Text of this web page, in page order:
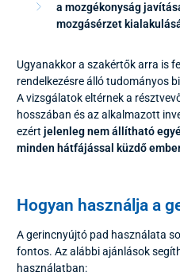
a mozgékonyság
mozgásérzet
Ugyanakkor a szakértők arra is
rendelkezésre álló tudományos
A vizsgálatok eltérnek a
hosszában és az alkalmazott
ezért jelenleg nem állítható
minden hátfájással küzdő
Hogyan használja a
A gerincnyújtó pad használata
fontos. Az alábbi ajánlások
használatban: